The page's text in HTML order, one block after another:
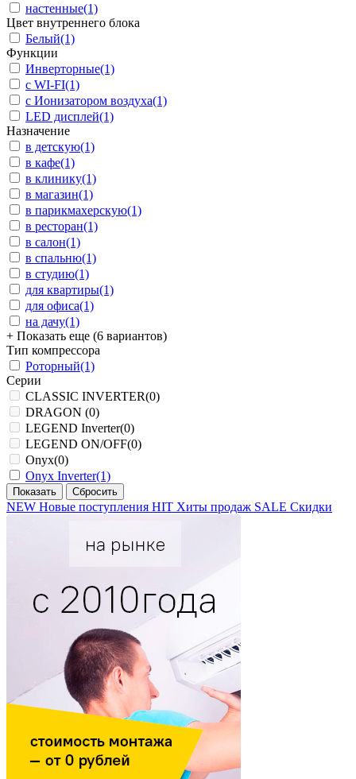
настенные(1)
Цвет внутреннего блока
Белый(1)
Функции
Инверторные(1)
с WI-FI(1)
с Ионизатором воздуха(1)
LED дисплей(1)
Назначение
в детскую(1)
в кафе(1)
в клинику(1)
в магазин(1)
в парикмахерскую(1)
в ресторан(1)
в салон(1)
в спальню(1)
в студию(1)
для квартиры(1)
для офиса(1)
на дачу(1)
+ Показать еще (6 вариантов)
Тип компрессора
Роторный(1)
Серии
CLASSIC INVERTER(0)
DRAGON (0)
LEGEND Inverter(0)
LEGEND ON/OFF(0)
Onyx(0)
Onyx Inverter(1)
NEW Новые поступления HIT Хиты продаж SALE Скидки